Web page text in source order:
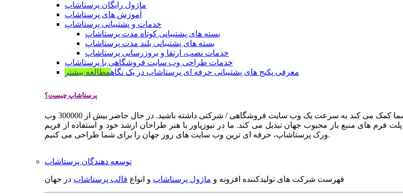
ماژول رایگان پرستاشاپ
آموزش های پرستاشاپ
خدمات و پشتیبانی پرستاشاپ
بسته های پشتیبانی کوتاه مدت پرستاشاپ
بسته های پشتیبانی بلند مدت پرستاشاپ
خدمات نصب، ارتقا و بروزرسانی پرستاشاپ
خدمات طراحی وب سایت فروشگاهی با پرستاشاپ
معرفی پکیج های پشتیبانی حرفه ای پرستاشاپ در یک نگاهمطالعه بیشتر
پرستاشاپ چیست؟
پرستاشاپ یک سیستم مدیریت وب سایت / فروشگاه آنلاین اپن سورس است که به شما کمک می کند به سرعت یک وب سایت فروشگاهی / شرکتی داشته باشید. در حال حاضر بیش از 300000 وب
های منبع باز محبوب جهان تبدیل می کند. ما در نیوزپاور با هنر طراحان ارشد خود و استفاده از فریم
ورک پرستاشاپ، حرفه ای ترین وب سایت های روز جهان را برای شما طراحی می کنیم.
توسعه دهندگان پرستاشاپ
فهرست شرکت های تولیدکننده افزونه و ماژول پرستاشاپ و انواع قالب پرستاشاپ در جهان